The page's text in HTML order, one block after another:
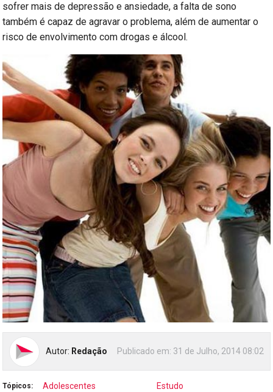
sofrer mais de depressão e ansiedade, a falta de sono
também é capaz de agravar o problema, além de aumentar o
risco de envolvimento com drogas e álcool.
Autor: Redação Publicado em: 31 de Julho, 2014 08:02
Tópicos: Adolescentes Estudo